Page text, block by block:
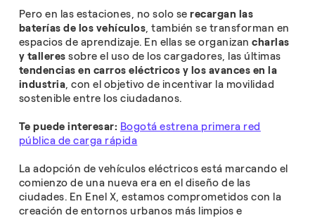
Pero en las estaciones, no solo serecargan las
baterías de los vehículos, también se transforman en
espacios de aprendizaje. En ellas se organizancharlas
y talleres sobre el uso de los cargadores, las últimas
tendencias en carros eléctricos y los avances en la
industria, con el objetivo de incentivar la movilidad
sostenible entre los ciudadanos.
Te puede interesar: Bogotá estrena primera red
pública de carga rápida
La adopción de vehículos eléctricos está marcando el
comienzo de una nueva era en el diseño de las
ciudades. En Enel X, estamos comprometidos con la
creación de entornos urbanos más limpios e